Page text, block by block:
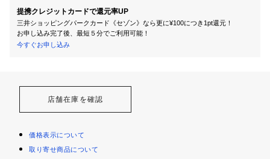
提携クレジットカードで還元率UP
三井ショッピングパークカード《セゾン》なら更に¥100につき1pt還元！
お申し込み完了後、最短５分でご利用可能！
今すぐお申し込み
店舗在庫を確認
価格表示について
取り寄せ商品について